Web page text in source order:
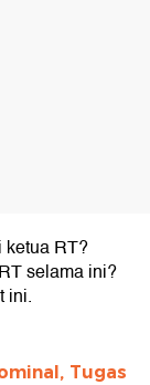
ketua RT?
selama ini?
ini.
Tugas